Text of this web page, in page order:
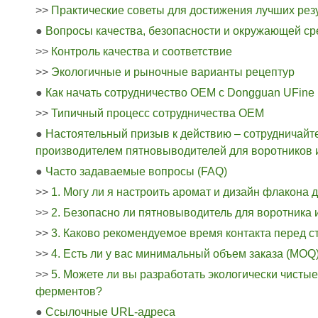
>> Практические советы для достижения лучших
● Вопросы качества, безопасности и окружающей
>> Контроль качества и соответствие
>> Экологичные и рыночные варианты рецептур
● Как начать сотрудничество OEM с Dongguan UFine
>> Типичный процесс сотрудничества OEM
● Настоятельный призыв к действию –
производителем пятновыводителей для воротников
● Часто задаваемые вопросы (FAQ)
>> 1. Могу ли я настроить аромат и дизайн флакона
>> 2. Безопасно ли пятновыводитель для воротника
>> 3. Каково рекомендуемое время контакта перед
>> 4. Есть ли у вас минимальный объем заказа
>> 5. Можете ли вы разработать экологически
ферментов?
● Ссылочные URL-адреса